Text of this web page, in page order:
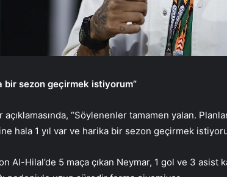
bir sezon geçirmek istiyorum”
açıklamasında, “Söylenenler tamamen yalan.
hala 1 yıl var ve harika bir sezon geçirmek
Al-Hilal’de 5 maça çıkan Neymar, 1 gol ve 3 asist